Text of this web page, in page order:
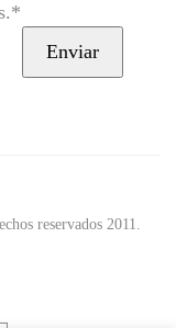
reservados 2011.